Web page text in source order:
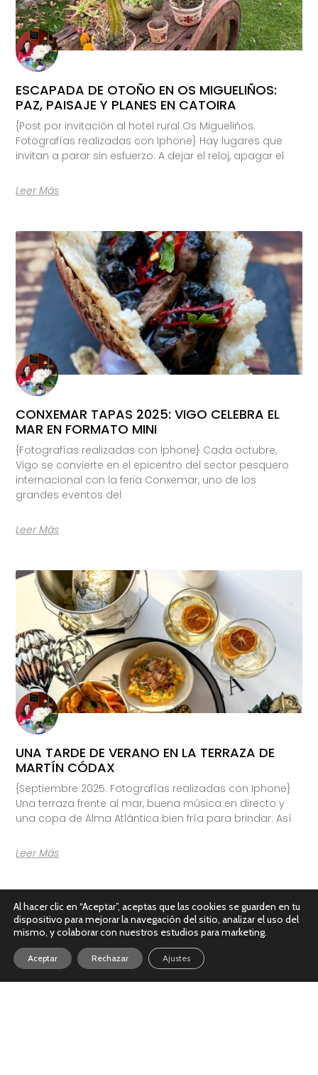
ESCAPADA DE OTOÑO EN OS MIGUELIÑOS:
PAZ, PAISAJE Y PLANES EN CATOIRA
{Post por invitación al hotel rural Os Migueliños.
Fotografías realizadas con Iphone} Hay lugares que
invitan a parar sin esfuerzo. A dejar el reloj, apagar el
Leer Más
CONXEMAR TAPAS 2025: VIGO CELEBRA EL
MAR EN FORMATO MINI
{Fotografías realizadas con Iphone} Cada octubre,
Vigo se convierte en el epicentro del sector pesquero
internacional con la feria Conxemar, uno de los
grandes eventos del
Leer Más
UNA TARDE DE VERANO EN LA TERRAZA DE
MARTÍN CÓDAX
{Septiembre 2025. Fotografías realizadas con Iphone}
Una terraza frente al mar, buena música en directo y
una copa de Alma Atlántica bien fría para brindar. Así
Leer Más
Al hacer clic en “Aceptar”, aceptas que las cookies se guarden en tu
dispositivo para mejorar la navegación del sitio, analizar el uso del
mismo, y colaborar con nuestros estudios para marketing.
Aceptar Rechazar Ajustes